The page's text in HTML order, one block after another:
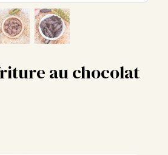
au chocolat